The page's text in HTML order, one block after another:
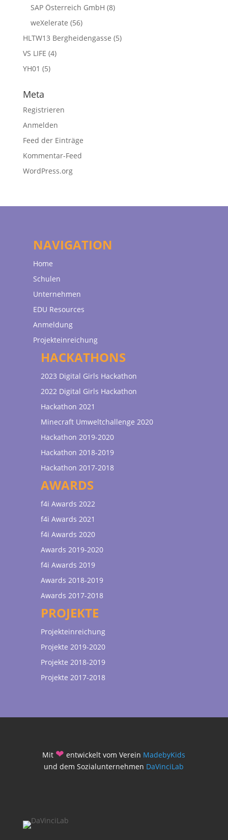
SAP Österreich GmbH (8)
weXelerate (56)
HLTW13 Bergheidengasse (5)
VS LIFE (4)
YH01 (5)
Meta
Registrieren
Anmelden
Feed der Einträge
Kommentar-Feed
WordPress.org
NAVIGATION
Home
Schulen
Unternehmen
EDU Resources
Anmeldung
Projekteinreichung
HACKATHONS
2023 Digital Girls Hackathon
2022 Digital Girls Hackathon
Hackathon 2021
Minecraft Umweltchallenge 2020
Hackathon 2019-2020
Hackathon 2018-2019
Hackathon 2017-2018
AWARDS
f4i Awards 2022
f4i Awards 2021
f4i Awards 2020
Awards 2019-2020
f4i Awards 2019
Awards 2018-2019
Awards 2017-2018
PROJEKTE
Projekteinreichung
Projekte 2019-2020
Projekte 2018-2019
Projekte 2017-2018
Mit ❤ entwickelt vom Verein MadebyKids
und dem Sozialunternehmen DaVinciLab